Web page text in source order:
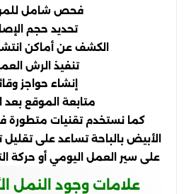
فحص شامل
تحديد حجم
الكشف عن أماكن
تنفيذ الرش
إنشاء حواجز
متابعة الموقع بعد
كما نستخدم تقنيات متطورة
الأبيض بالباحة تساعد على تقليل
على سير العمل اليومي أو حركة
علامات وجود النمل